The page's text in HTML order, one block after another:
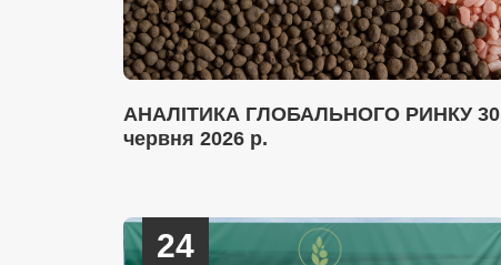
АНАЛІТИКА ГЛОБАЛЬНОГО РИНКУ 30
червня 2026 р.
24